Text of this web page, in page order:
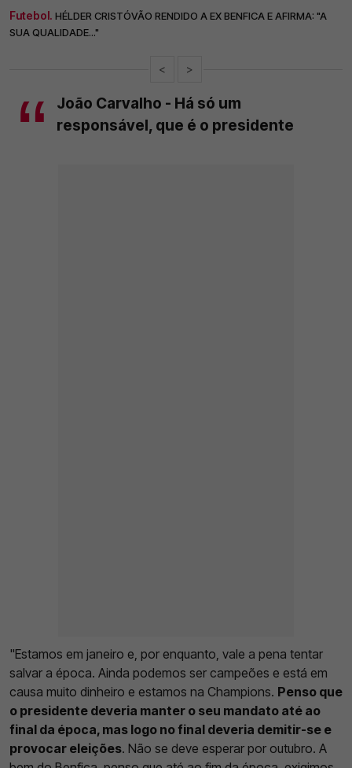
Futebol. HÉLDER CRISTÓVÃO RENDIDO A EX BENFICA E AFIRMA: "A
SUA QUALIDADE..."
< >
João Carvalho - Há só um
responsável, que é o presidente
"Estamos em janeiro e, por enquanto, vale a pena tentar
salvar a época. Ainda podemos ser campeões e está em
causa muito dinheiro e estamos na Champions. Penso que
o presidente deveria manter o seu mandato até ao
final da época, mas logo no final deveria demitir-se e
provocar eleições. Não se deve esperar por outubro. A